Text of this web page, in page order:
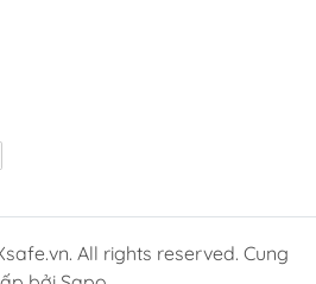
All rights reserved. Cung